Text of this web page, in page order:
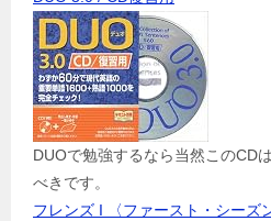
DUOで勉強するなら当然このCD
べきです。
フレンズ I 〈ファースト・シーズ